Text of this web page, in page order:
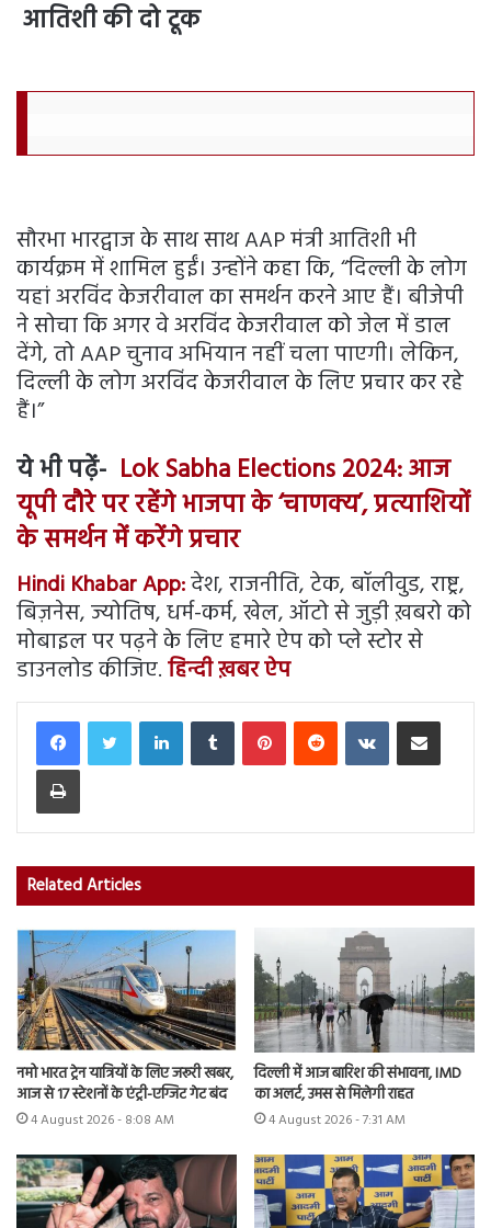
आतिशी की दो टूक
सौरभा भारद्वाज के साथ साथ AAP मंत्री आतिशी भी
कार्यक्रम में शामिल हुईं। उन्होंने कहा कि, “दिल्ली के लोग
यहां अरविंद केजरीवाल का समर्थन करने आए हैं। बीजेपी
ने सोचा कि अगर वे अरविंद केजरीवाल को जेल में डाल
देंगे, तो AAP चुनाव अभियान नहीं चला पाएगी। लेकिन,
दिल्ली के लोग अरविंद केजरीवाल के लिए प्रचार कर रहे
हैं।”
ये भी पढ़ें- Lok Sabha Elections 2024: आज
यूपी दौरे पर रहेंगे भाजपा के ‘चाणक्य’, प्रत्याशियों
के समर्थन में करेंगे प्रचार
Hindi Khabar App:देश, राजनीति, टेक, बॉलीवुड, राष्ट्र,
बिज़नेस, ज्योतिष, धर्म-कर्म, खेल, ऑटो से जुड़ी ख़बरो को
मोबाइल पर पढ़ने के लिए हमारे ऐप को प्ले स्टोर से
डाउनलोड कीजिए.हिन्दी ख़बर ऐप
LinkedInTumblr PinterestReddit VKontakteShare via Email
Print
Related Articles
नमो भारत ट्रेन यात्रियों के लिए जरूरी खबर,
आज से 17 स्टेशनों के एंट्री-एग्जिट गेट बंद
4 August 2026 - 8:08 AM
दिल्ली में आज बारिश की संभावना, IMD
का अलर्ट, उमस से मिलेगी राहत
4 August 2026 - 7:31 AM